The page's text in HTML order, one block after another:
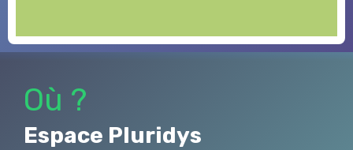
Où ?
Espace Pluridys